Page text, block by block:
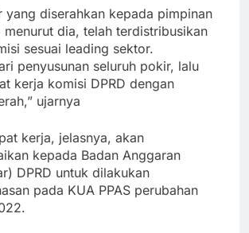
yang diserahkan kepada pimpinan
menurut dia, telah terdistribusikan
sesuai leading sektor.
penyusunan seluruh pokir, lalu
kerja komisi DPRD dengan
ujarnya
kerja, jelasnya, akan
kepada Badan Anggaran
DPRD untuk dilakukan
pada KUA PPAS perubahan